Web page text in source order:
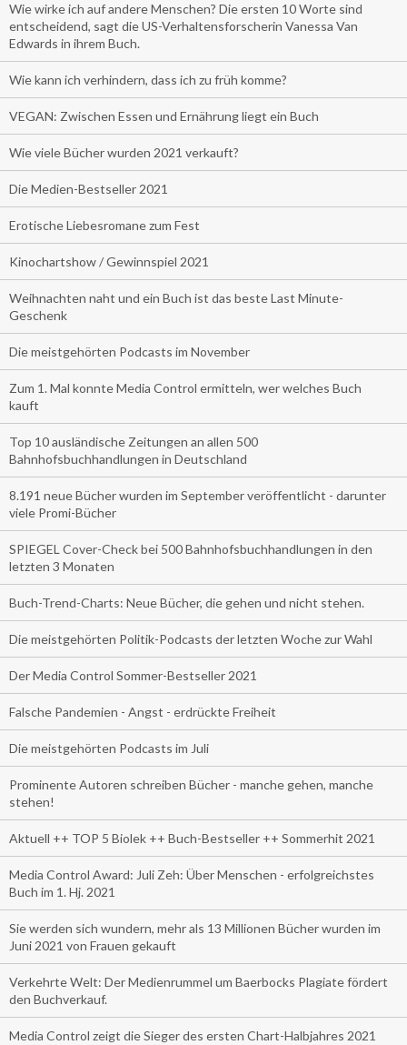
Wie wirke ich auf andere Menschen? Die ersten 10 Worte sind
entscheidend, sagt die US-Verhaltensforscherin Vanessa Van
Edwards in ihrem Buch.
Wie kann ich verhindern, dass ich zu früh komme?
VEGAN: Zwischen Essen und Ernährung liegt ein Buch
Wie viele Bücher wurden 2021 verkauft?
Die Medien-Bestseller 2021
Erotische Liebesromane zum Fest
Kinochartshow / Gewinnspiel 2021
Weihnachten naht und ein Buch ist das beste Last Minute-
Geschenk
Die meistgehörten Podcasts im November
Zum 1. Mal konnte Media Control ermitteln, wer welches Buch
kauft
Top 10 ausländische Zeitungen an allen 500
Bahnhofsbuchhandlungen in Deutschland
8.191 neue Bücher wurden im September veröffentlicht - darunter
viele Promi-Bücher
SPIEGEL Cover-Check bei 500 Bahnhofsbuchhandlungen in den
letzten 3 Monaten
Buch-Trend-Charts: Neue Bücher, die gehen und nicht stehen.
Die meistgehörten Politik-Podcasts der letzten Woche zur Wahl
Der Media Control Sommer-Bestseller 2021
Falsche Pandemien - Angst - erdrückte Freiheit
Die meistgehörten Podcasts im Juli
Prominente Autoren schreiben Bücher - manche gehen, manche
stehen!
Aktuell ++ TOP 5 Biolek ++ Buch-Bestseller ++ Sommerhit 2021
Media Control Award: Juli Zeh: Über Menschen - erfolgreichstes
Buch im 1. Hj. 2021
Sie werden sich wundern, mehr als 13 Millionen Bücher wurden im
Juni 2021 von Frauen gekauft
Verkehrte Welt: Der Medienrummel um Baerbocks Plagiate fördert
den Buchverkauf.
Media Control zeigt die Sieger des ersten Chart-Halbjahres 2021